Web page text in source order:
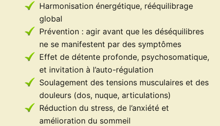
Harmonisation énergétique, rééquilibrage
global
Prévention : agir avant que les déséquilibres
ne se manifestent par des symptômes
Effet de détente profonde, psychosomatique,
et invitation à l’auto-régulation
Soulagement des tensions musculaires et des
douleurs (dos, nuque, articulations)
Réduction du stress, de l’anxiété et
amélioration du sommeil